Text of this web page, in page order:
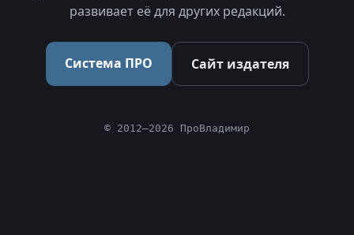
развивает её для других редакций.
Система ПРО Сайт издателя
© 2012–2026 ПроВладимир